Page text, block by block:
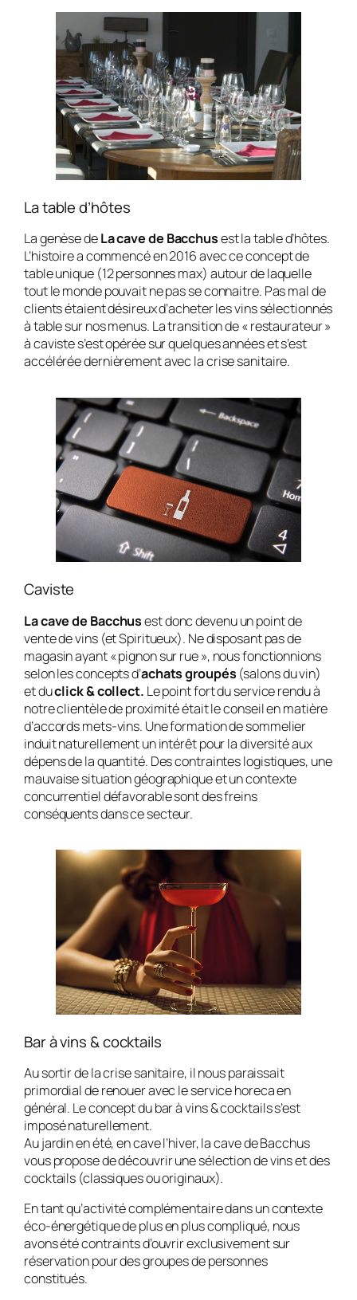
La table d’hôtes
La genèse deLa cave de Bacchusest la table d’hôtes.
L’histoire a commencé en 2016 avec ce concept de
table unique (12 personnes max) autour de laquelle
tout le monde pouvait ne pas se connaitre. Pas mal de
clients étaient désireux d’acheter les vins sélectionnés
à table sur nos menus. La transition de « restaurateur »
à caviste s’est opérée sur quelques années et s’est
accélérée dernièrement avec la crise sanitaire.
Caviste
La cave de Bacchusest donc devenu un point de
vente de vins (et Spiritueux). Ne disposant pas de
magasin ayant « pignon sur rue », nous fonctionnions
selon les concepts d’achats groupés (salons du vin)
et duclick & collect. Le point fort du service rendu à
notre clientèle de proximité était le conseil en matière
d’accords mets-vins. Une formation de sommelier
induit naturellement un intérêt pour la diversité aux
dépens de la quantité. Des contraintes logistiques, une
mauvaise situation géographique et un contexte
concurrentiel défavorable sont des freins
conséquents dans ce secteur.
Bar à vins & cocktails
Au sortir de la crise sanitaire, il nous paraissait
primordial de renouer avec le service horeca en
général. Le concept du bar à vins & cocktails s’est
imposé naturellement.
Au jardin en été, en cave l’hiver, la cave de Bacchus
vous propose de découvrir une sélection de vins et des
cocktails (classiques ou originaux).
En tant qu’activité complémentaire dans un contexte
éco-énergétique de plus en plus compliqué, nous
avons été contraints d’ouvrir exclusivement sur
réservation pour des groupes de personnes
constitués.